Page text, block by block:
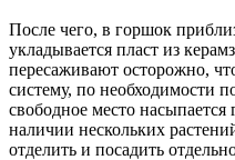
После чего, в горшок
укладывается пласт из
пересаживают осторожно,
систему, по необходимости
свободное место
наличии нескольких
отделить и посадить